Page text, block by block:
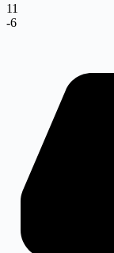
11
-6